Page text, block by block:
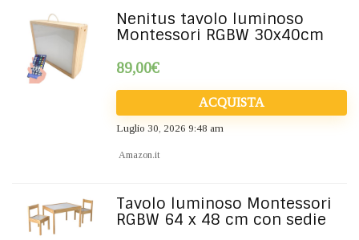
Nenitus tavolo luminoso
Montessori RGBW 30x40cm
89,00€
ACQUISTA
Luglio 30, 2026 9:48 am
Amazon.it
Tavolo luminoso Montessori
RGBW 64 x 48 cm con sedie